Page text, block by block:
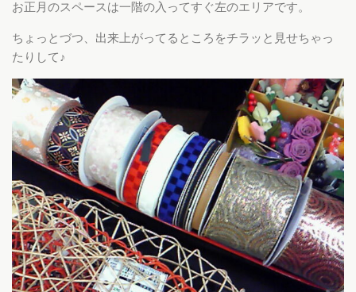
お正月のスペースは一階の入ってすぐ左のエリアです。
ちょっとづつ、出来上がってるところをチラッと見せちゃっ
たりして♪